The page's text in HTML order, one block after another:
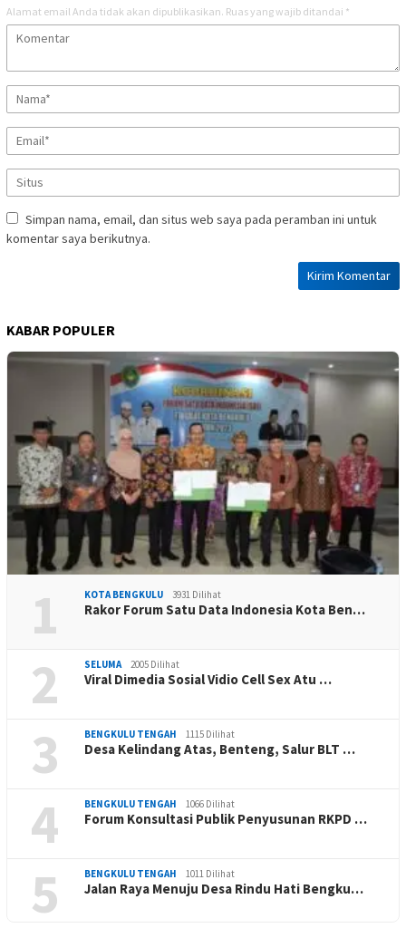
Alamat email Anda tidak akan dipublikasikan. Ruas yang wajib ditandai *
Simpan nama, email, dan situs web saya pada peramban ini untuk
komentar saya berikutnya.
KABAR POPULER
1 KOTA BENGKULU 3931 Dilihat
Rakor Forum Satu Data Indonesia Kota Ben…
2 SELUMA 2005 Dilihat
Viral Dimedia Sosial Vidio Cell Sex Atu …
3 BENGKULU TENGAH 1115 Dilihat
Desa Kelindang Atas, Benteng, Salur BLT …
4 BENGKULU TENGAH 1066 Dilihat
Forum Konsultasi Publik Penyusunan RKPD …
5 BENGKULU TENGAH 1011 Dilihat
Jalan Raya Menuju Desa Rindu Hati Bengku…